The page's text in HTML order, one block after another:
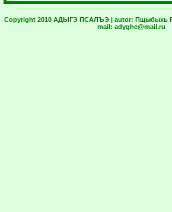
Copyright 2010 АДЫГЭ ПСАЛЪЭ | autor: Пщыбыхь
mail: adyghe@mail.ru